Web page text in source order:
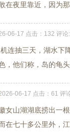
夜里靠近，因为
06-17 点击：132 评论
连抽三天，湖水
他们称，岛的龟头
06-17 点击：61 评
女山湖湖底捞出一
七十多公里外，江